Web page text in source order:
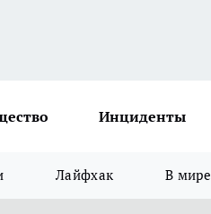
Инциденты
Лайфхак В мире